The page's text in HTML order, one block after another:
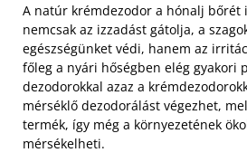
A natúr krémdezodor a hónalj bőrét
nemcsak az izzadást gátolja, a
egészségünket védi, hanem az
főleg a nyári hőségben elég gyakori
dezodorokkal azaz a
mérséklő dezodorálást végezhet,
termék, így még a környezetének
mérsékelheti.